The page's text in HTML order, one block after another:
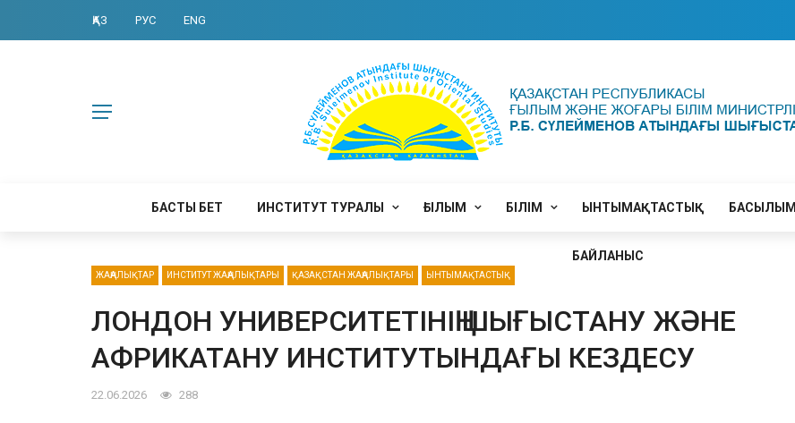
ҚАЗ РУС ENG
БАСТЫ БЕТ ИНСТИТУТ ТУРАЛЫ ҒЫЛЫМ БІЛІМ ЫНТЫМАҚТАСТЫҚ БАСЫЛЫМ
БАЙЛАНЫС
ЖАҢАЛЫҚТАР ИНСТИТУТ ЖАҢАЛЫҚТАРЫ ҚАЗАҚСТАН ЖАҢАЛЫҚТАРЫ ЫНТЫМАҚТАСТЫҚ
ЛОНДОН УНИВЕРСИТЕТІНІҢ ШЫҒЫСТАНУ ЖӘНЕ
АФРИКАТАНУ ИНСТИТУТЫНДАҒЫ КЕЗДЕСУ
22.06.2026 288